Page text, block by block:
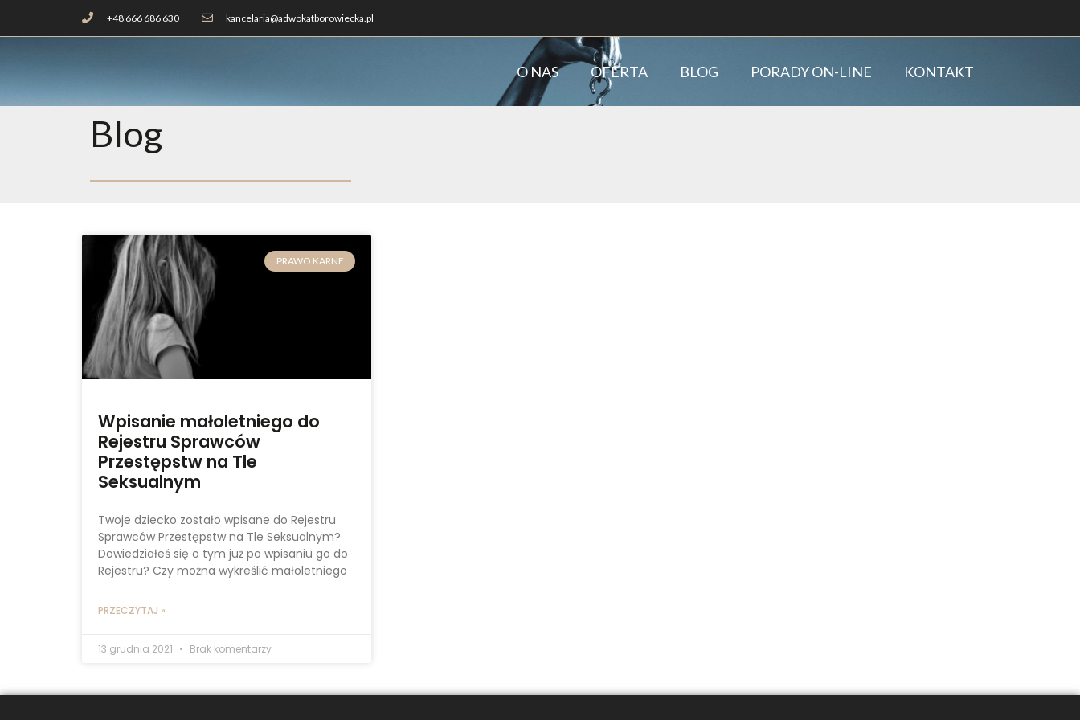
+48 666 686 630 kancelaria@adwokatborowiecka.pl
O NAS OFERTA BLOG PORADY ON-LINE KONTAKT
Blog
PRAWO KARNE
Wpisanie małoletniego do
Rejestru Sprawców
Przestępstw na Tle
Seksualnym
Twoje dziecko zostało wpisane do Rejestru
Sprawców Przestępstw na Tle Seksualnym?
Dowiedziałeś się o tym już po wpisaniu go do
Rejestru? Czy można wykreślić małoletniego
PRZECZYTAJ »
13 grudnia 2021 Brak komentarzy